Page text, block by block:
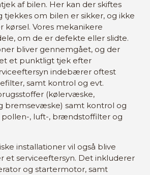
af bilen. Her kan der skiftes
tjekkes om bilen er sikker, og ikke
kørsel. Vores mekanikere
om de er defekte eller slidte.
bliver gennemgået, og der
et punktligt tjek efter
indebærer oftest
samt kontrol og evt.
(kølervæske,
bremsevæske) samt kontrol og
pollen-, luft-, brændstoffilter og
installationer vil også blive
et serviceeftersyn. Det inkluderer
og startermotor, samt